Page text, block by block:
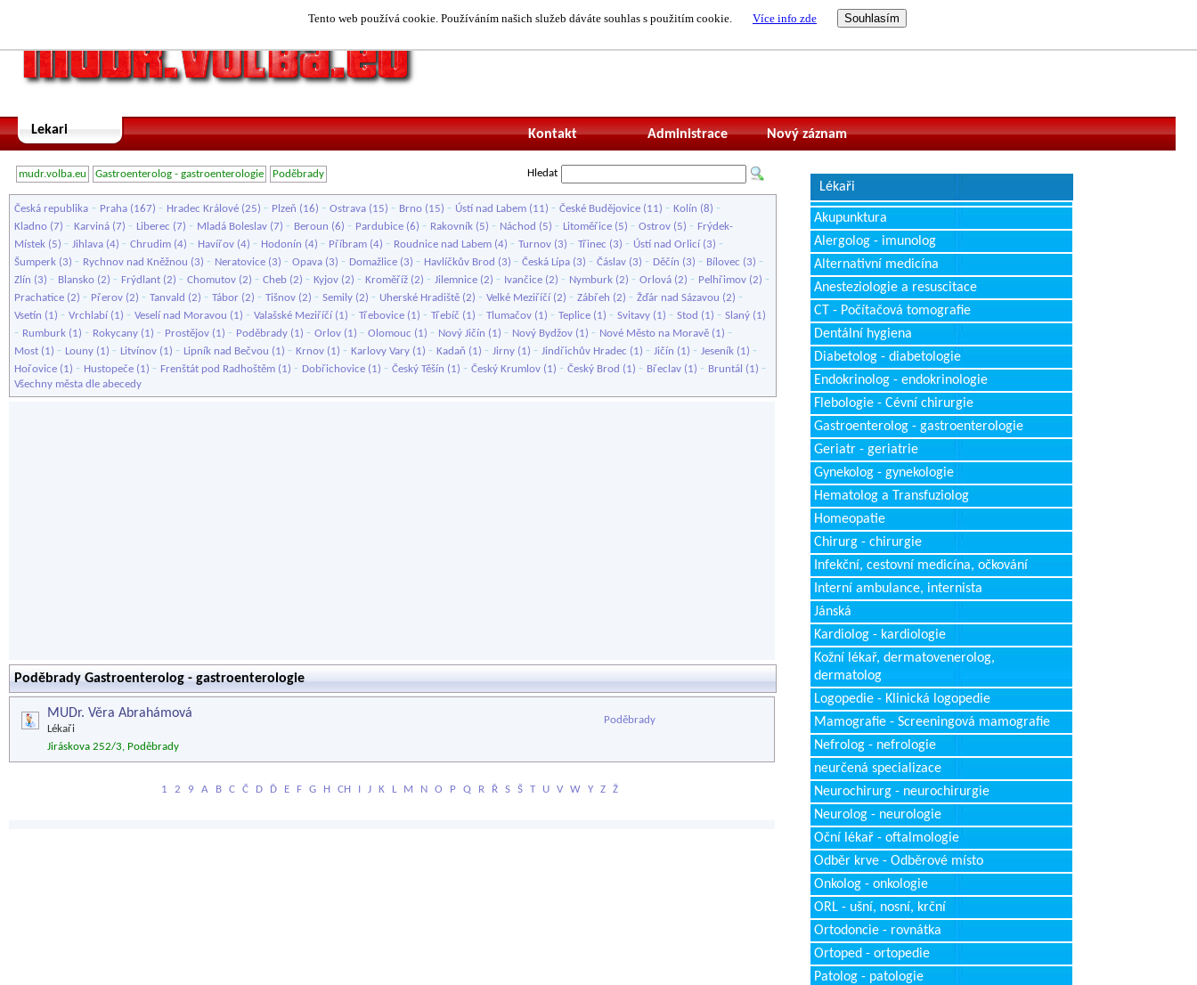
Tento web používá cookie. Používáním našich služeb dáváte souhlas s použitím cookie. Více info zde
Lekari Nový záznam
Administrace
Kontakt
mudr.volba.eu Gastroenterolog - gastroenterologie Poděbrady Hledat
Česká republika - Praha (167) - Hradec Králové (25) - Plzeň (16) - Ostrava (15) - Brno (15) - Ústí nad Labem (11) - České Budějovice (11) - Kolín (8) -
Kladno (7) - Karviná (7) - Liberec (7) - Mladá Boleslav (7) - Beroun (6) - Pardubice (6) - Rakovník (5) - Náchod (5) - Litoměřice (5) - Ostrov (5) - Frýdek-
Místek (5) - Jihlava (4) - Chrudim (4) - Havířov (4) - Hodonín (4) - Příbram (4) - Roudnice nad Labem (4) - Turnov (3) - Třinec (3) - Ústí nad Orlicí (3) -
Šumperk (3) - Rychnov nad Kněžnou (3) - Neratovice (3) - Opava (3) - Domažlice (3) - Havlíčkův Brod (3) - Česká Lípa (3) - Čáslav (3) - Děčín (3) - Bílovec (3) -
Zlín (3) - Blansko (2) - Frýdlant (2) - Chomutov (2) - Cheb (2) - Kyjov (2) - Kroměříž (2) - Jilemnice (2) - Ivančice (2) - Nymburk (2) - Orlová (2) - Pelhřimov (2) -
Prachatice (2) - Přerov (2) - Tanvald (2) - Tábor (2) - Tišnov (2) - Semily (2) - Uherské Hradiště (2) - Velké Meziříčí (2) - Zábřeh (2) - Žďár nad Sázavou (2) -
Vsetín (1) - Vrchlabí (1) - Veselí nad Moravou (1) - Valašské Meziříčí (1) - Třebovice (1) - Třebíč (1) - Tlumačov (1) - Teplice (1) - Svitavy (1) - Stod (1) - Slaný (1)
- Rumburk (1) - Rokycany (1) - Prostějov (1) - Poděbrady (1) - Orlov (1) - Olomouc (1) - Nový Jičín (1) - Nový Bydžov (1) - Nové Město na Moravě (1) -
Most (1) - Louny (1) - Litvínov (1) - Lipník nad Bečvou (1) - Krnov (1) - Karlovy Vary (1) - Kadaň (1) - Jirny (1) - Jindřichův Hradec (1) - Jičín (1) - Jeseník (1) -
Hořovice (1) - Hustopeče (1) - Frenštát pod Radhoštěm (1) - Dobřichovice (1) - Český Těšín (1) - Český Krumlov (1) - Český Brod (1) - Břeclav (1) - Bruntál (1) -
Všechny města dle abecedy
Poděbrady Gastroenterolog - gastroenterologie
MUDr. Věra Abrahámová
Lékaři
Poděbrady
Jiráskova 252/3, Poděbrady
1 2 9 A B C Č D Ď E F G H CH I J K L M N O P Q R Ř S Š T U V W Y Z Ž
Lékaři
Akupunktura
Alergolog - imunolog
Alternativní medicína
Anesteziologie a resuscitace
CT - Počítačová tomografie
Dentální hygiena
Diabetolog - diabetologie
Endokrinolog - endokrinologie
Flebologie - Cévní chirurgie
Gastroenterolog - gastroenterologie
Geriatr - geriatrie
Gynekolog - gynekologie
Hematolog a Transfuziolog
Homeopatie
Chirurg - chirurgie
Infekční, cestovní medicína, očkování
Interní ambulance, internista
Jánská
Kardiolog - kardiologie
Kožní lékař, dermatovenerolog,
dermatolog
Logopedie - Klinická logopedie
Mamografie - Screeningová mamografie
Nefrolog - nefrologie
neurčená specializace
Neurochirurg - neurochirurgie
Neurolog - neurologie
Oční lékař - oftalmologie
Odběr krve - Odběrové místo
Onkolog - onkologie
ORL - ušní, nosní, krční
Ortodoncie - rovnátka
Ortoped - ortopedie
Patolog - patologie